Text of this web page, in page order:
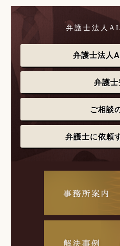
弁護士法人
弁護士法人
弁護
ご相談
弁護士に依頼